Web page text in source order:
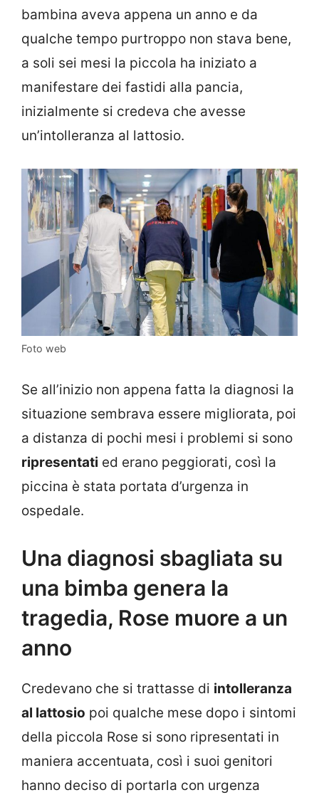
bambina aveva appena un anno e da
qualche tempo purtroppo non stava bene,
a soli sei mesi la piccola ha iniziato a
manifestare dei fastidi alla pancia,
inizialmente si credeva che avesse
un’intolleranza al lattosio.
Foto web
Se all’inizio non appena fatta la diagnosi la
situazione sembrava essere migliorata, poi
a distanza di pochi mesi i problemi si sono
ripresentati ed erano peggiorati, così la
piccina è stata portata d’urgenza in
ospedale.
Una diagnosi sbagliata su
una bimba genera la
tragedia, Rose muore a un
anno
Credevano che si trattasse di intolleranza
al lattosio poi qualche mese dopo i sintomi
della piccola Rose si sono ripresentati in
maniera accentuata, così i suoi genitori
hanno deciso di portarla con urgenza